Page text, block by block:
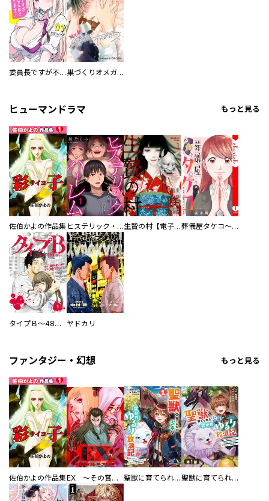
委員長ですが不良になるほど恋してます！ 巣づくりオメガバース
ヒューマンドラマ もっと見る
佐伯かよの作品集 ヒステリック・ハーレム～搾られる男と堕ちる女～【電子単行本版】 生贄の村【電子単行本版】 葬儀屋タケコ～あなたの最期、叶えます【電子単行本版】
タイプＢ～48時間後、致死率100％～【単話】 ヤドカリ
ファンタジー・幻想 もっと見る
佐伯かよの作品集 EX ～その賞金稼ぎは、世界の出口を探す～【単行本版】 聖獣に育てられた少年の異世界ゆるり放浪記～神様からもらったチート魔法で、仲間たちとスローライフを満喫中～ 聖獣に育てられた少年の異世界ゆるり放浪記～神様からもらったチート魔法で、仲間たちとスローライフを満喫中～【分冊版】